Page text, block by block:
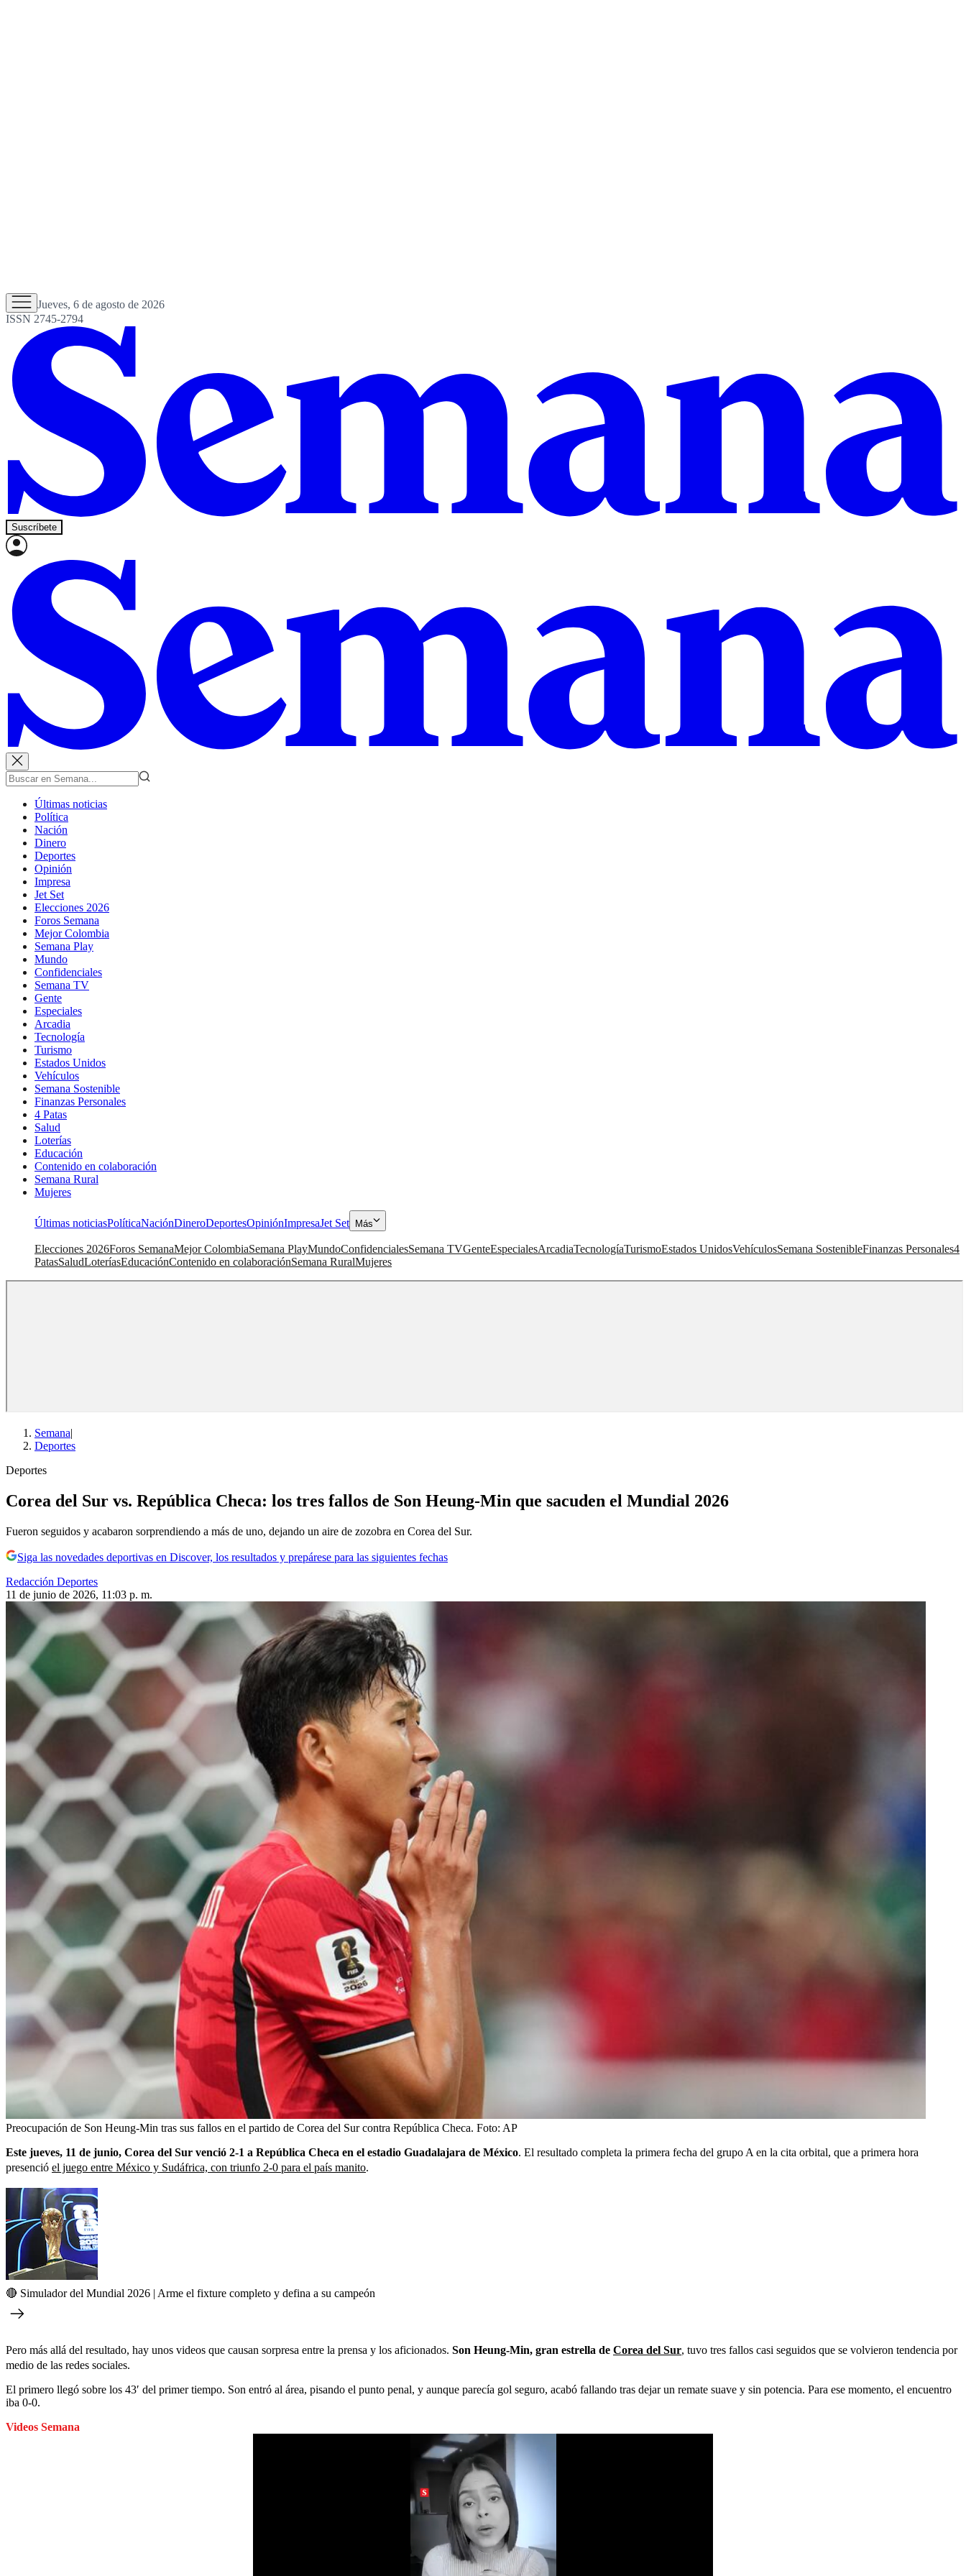
Jueves, 6 de agosto de 2026
ISSN 2745-2794
Suscríbete
Últimas noticias
Política
Nación
Dinero
Deportes
Opinión
Impresa
Jet Set
Elecciones 2026
Foros Semana
Mejor Colombia
Semana Play
Mundo
Confidenciales
Semana TV
Gente
Especiales
Arcadia
Tecnología
Turismo
Estados Unidos
Vehículos
Semana Sostenible
Finanzas Personales
4 Patas
Salud
Loterías
Educación
Contenido en colaboración
Semana Rural
Mujeres
Últimas noticiasPolíticaNaciónDineroDeportesOpiniónImpresaJet Set Más
Elecciones 2026Foros SemanaMejor ColombiaSemana PlayMundoConfidencialesSemana TVGenteEspecialesArcadiaTecnologíaTurismoEstados UnidosVehículosSemana SostenibleFinanzas Personales4
PatasSaludLoteríasEducaciónContenido en colaboraciónSemana RuralMujeres
Semana|
Deportes
Deportes
Corea del Sur vs. República Checa: los tres fallos de Son Heung-Min que sacuden el Mundial 2026
Fueron seguidos y acabaron sorprendiendo a más de uno, dejando un aire de zozobra en Corea del Sur.
Siga las novedades deportivas en Discover, los resultados y prepárese para las siguientes fechas
Redacción Deportes
11 de junio de 2026, 11:03 p. m.
Preocupación de Son Heung-Min tras sus fallos en el partido de Corea del Sur contra República Checa. Foto: AP
Este jueves, 11 de junio, Corea del Sur venció 2-1 a República Checa en el estadio Guadalajara de México. El resultado completa la primera fecha del grupo A en la cita orbital, que a primera hora
presenció el juego entre México y Sudáfrica, con triunfo 2-0 para el país manito.
🔴 Simulador del Mundial 2026 | Arme el fixture completo y defina a su campeón
Pero más allá del resultado, hay unos videos que causan sorpresa entre la prensa y los aficionados. Son Heung-Min, gran estrella de Corea del Sur, tuvo tres fallos casi seguidos que se volvieron tendencia por
medio de las redes sociales.
El primero llegó sobre los 43′ del primer tiempo. Son entró al área, pisando el punto penal, y aunque parecía gol seguro, acabó fallando tras dejar un remate suave y sin potencia. Para ese momento, el encuentro
iba 0-0.
Videos Semana